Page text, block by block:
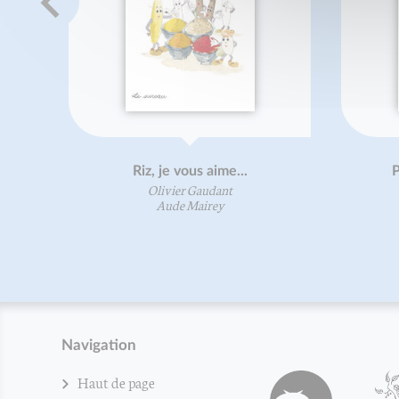
Riz, je vous aime...
Olivier Gaudant
Aude Mairey
Navigation
Haut de page